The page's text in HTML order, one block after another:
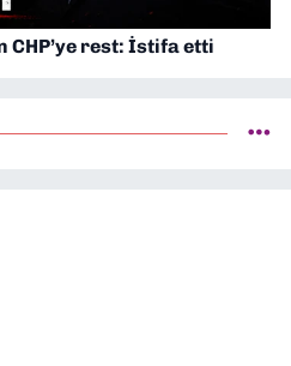
CHP’ye rest: İstifa etti